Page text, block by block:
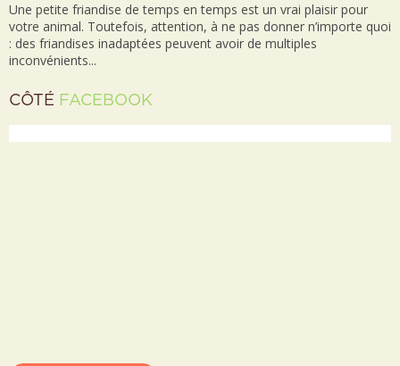
Une petite friandise de temps en temps est un vrai plaisir pour
votre animal. Toutefois, attention, à ne pas donner n’importe quoi
: des friandises inadaptées peuvent avoir de multiples
inconvénients...
CÔTÉ FACEBOOK